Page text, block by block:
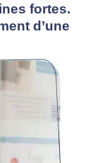
fortes.
d’une